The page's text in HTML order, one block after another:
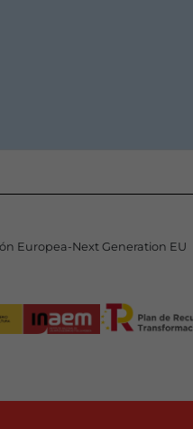
Europea-Next Generation EU